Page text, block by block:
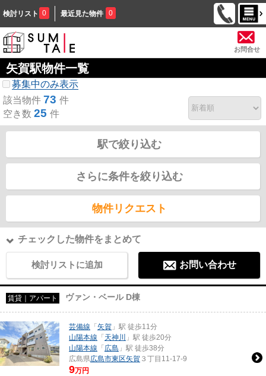
検討リスト 0 最近見た物件 0
お問合せ
矢賀駅物件一覧
募集中のみ表示
該当物件 73 件
空き数 25 件
駅で絞り込む
さらに条件を絞り込む
物件リクエスト
チェックした物件をまとめて
検討リストに追加 お問い合わせ
賃貸｜アパート ヴァン・ベール D棟
芸備線 「 矢賀 」駅 徒歩11分
山陽本線 「 天神川
」駅 徒歩20分
山陽本線 「 広島 」駅 徒歩38分
広島県広島市東区矢賀 ３丁目11-17-9
9万円